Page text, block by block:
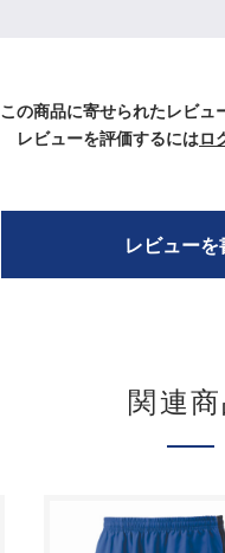
この商品に寄せられたレビュ
レビューを評価するにはロ
レビューを
関連